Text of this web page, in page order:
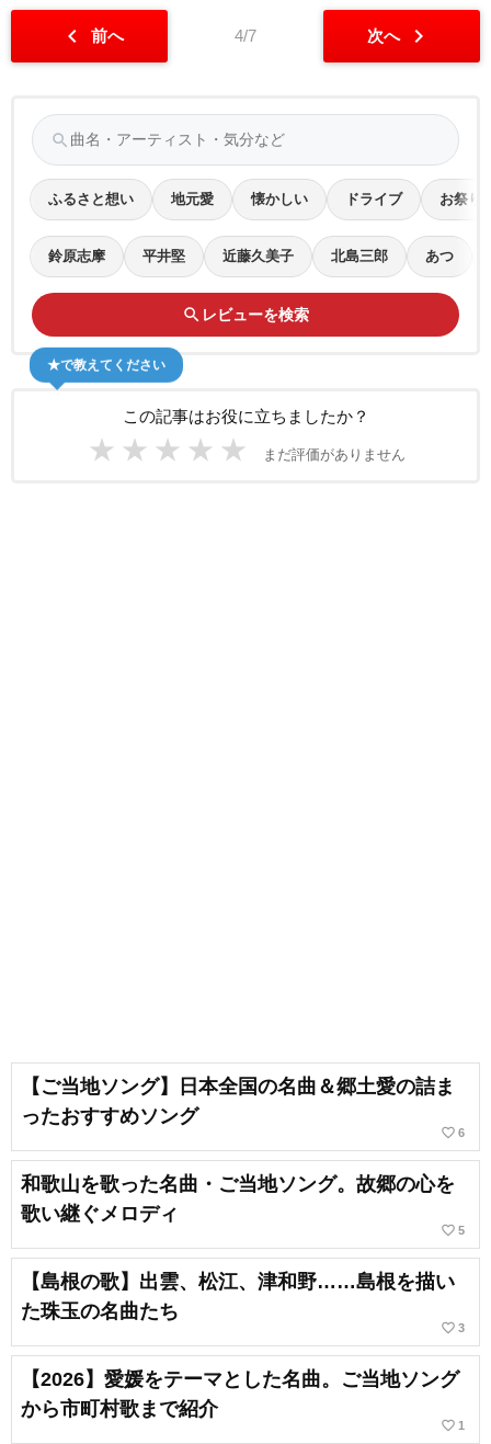
chevron_left 前へ 4/7 次へ chevron_right
search
ふるさと想い 地元愛 懐かしい ドライブ お祭り
鈴原志摩 平井堅 近藤久美子 北島三郎 あつ
search レビューを検索
この記事はお役に立ちましたか？
★ ★ ★ ★ ★ まだ評価がありません
★で教えてください
【ご当地ソング】日本全国の名曲＆郷土愛の詰ま
ったおすすめソング
favorite_border 6
和歌山を歌った名曲・ご当地ソング。故郷の心を
歌い継ぐメロディ
favorite_border 5
【島根の歌】出雲、松江、津和野……島根を描い
た珠玉の名曲たち
favorite_border 3
【2026】愛媛をテーマとした名曲。ご当地ソング
から市町村歌まで紹介
favorite_border 1